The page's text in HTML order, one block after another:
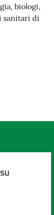
biologi,
sanitari di